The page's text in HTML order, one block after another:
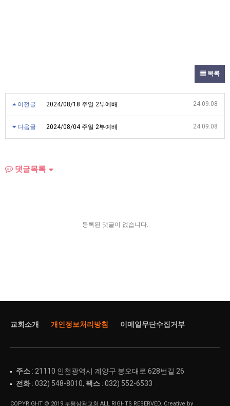
목록
이전글 2024/08/18 주일 2부예배 24.09.08
다음글 2024/08/04 주일 2부예배 24.09.08
댓글목록
등록된 댓글이 없습니다.
교회소개 개인정보처리방침 이메일무단수집거부
주소 : 21110 인천광역시 계양구 봉오대로 628번길 26
전화: 032) 548-8010, 팩스 : 032) 552-6533
COPYRIGHT © 2019 부평삼광교회 ALL RIGHTS RESERVED. Creative by